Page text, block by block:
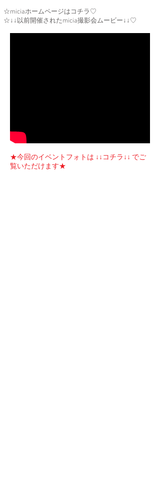
☆miciaホームページはコチラ♡
☆↓↓以前開催されたmicia撮影会ムービー↓↓♡
★今回のイベントフォトは ↓↓コチラ↓↓ でご
覧いただけます★